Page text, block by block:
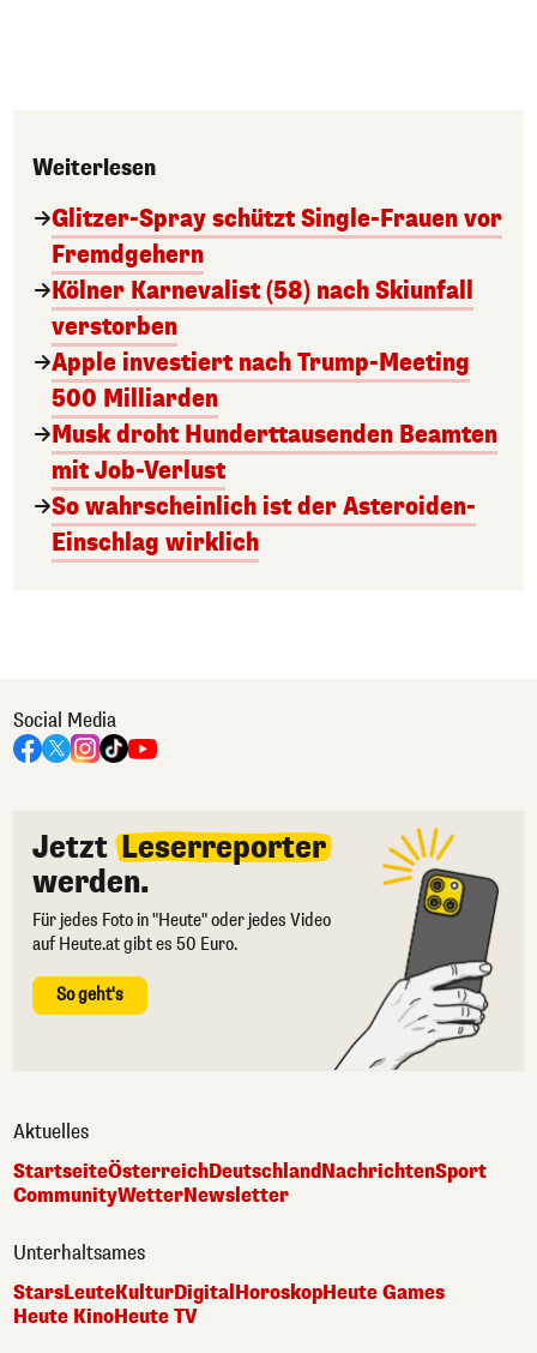
Weiterlesen
Glitzer-Spray schützt Single-Frauen vor
Fremdgehern
Kölner Karnevalist (58) nach Skiunfall
verstorben
Apple investiert nach Trump-Meeting
500 Milliarden
Musk droht Hunderttausenden Beamten
mit Job-Verlust
So wahrscheinlich ist der Asteroiden-
Einschlag wirklich
Social Media
Jetzt Leserreporter
werden.
Für jedes Foto in "Heute" oder jedes Video
auf Heute.at gibt es 50 Euro.
So geht's
Aktuelles
StartseiteÖsterreichDeutschlandNachrichtenSport
CommunityWetterNewsletter
Unterhaltsames
StarsLeuteKulturDigital HoroskopHeute Games
Heute KinoHeute TV